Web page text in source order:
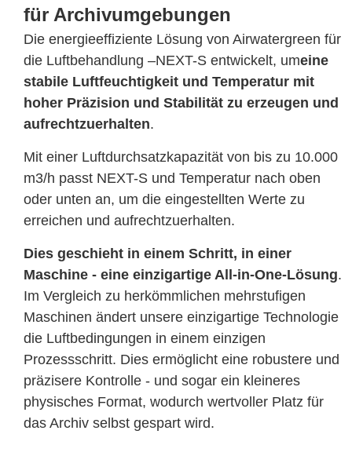
für Archivumgebungen
Die energieeffiziente Lösung von Airwatergreen für
die Luftbehandlung –NEXT-S entwickelt, umeine
stabile Luftfeuchtigkeit und Temperatur mit
hoher Präzision und Stabilität zu erzeugen und
aufrechtzuerhalten.
Mit einer Luftdurchsatzkapazität von bis zu 10.000
m3/h passt NEXT-S und Temperatur nach oben
oder unten an, um die eingestellten Werte zu
erreichen und aufrechtzuerhalten.
Dies geschieht in einem Schritt, in einer
Maschine - eine einzigartige All-in-One-Lösung.
Im Vergleich zu herkömmlichen mehrstufigen
Maschinen ändert unsere einzigartige Technologie
die Luftbedingungen in einem einzigen
Prozessschritt. Dies ermöglicht eine robustere und
präzisere Kontrolle - und sogar ein kleineres
physisches Format, wodurch wertvoller Platz für
das Archiv selbst gespart wird.